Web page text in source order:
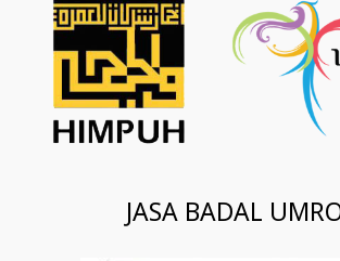
JASA BADAL